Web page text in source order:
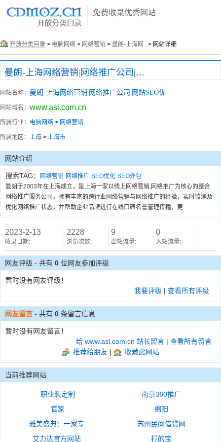
免费收录优秀网站
开放分类目录 > 电脑网络 > 网络营销 > 曼朗-上海网.. > 网站详细
曼朗-上海网络营销|网络推广公司|网站SEO优
网站名称： 曼朗-上海网络营销|网络推广公司|网站SEO优
网站域名： www.asl.com.cn
所属行业： 电脑网络 > 网络营销
所属地区： 上海 > 上海市
网站介绍
搜索TAG： 网络营销 网络推广 SEO优化 SEO外包
曼朗于2003年在上海成立，是上海一家以线上网络营销,网络推广为核心的整合
网络推广服务公司，拥有丰富的跨行业网络营销与网络推广的经验，实时监测及
优化网络推广状态，并帮助企业品牌进行在线口碑名誉管理传播，更
2023-2-13
收录日期:
2228
浏览次数:
9
出站流量:
0
入站流量:
网友评级 - 共有 0 位网友参加评级
暂时没有网友评级！
我要评级 | 查看所有评级
网友留言 - 共有 0 条留言信息
暂时没有网友留言！
给 www.asl.com.cn 站长留言 | 查看所有留言
推荐给朋友 | 收藏此网站
当前推荐网站
职业装定制
南京360推广
官家
绵阳
雅美盛典：一家专.
苏州民间借贷网
艾力达官方网站
打的宝